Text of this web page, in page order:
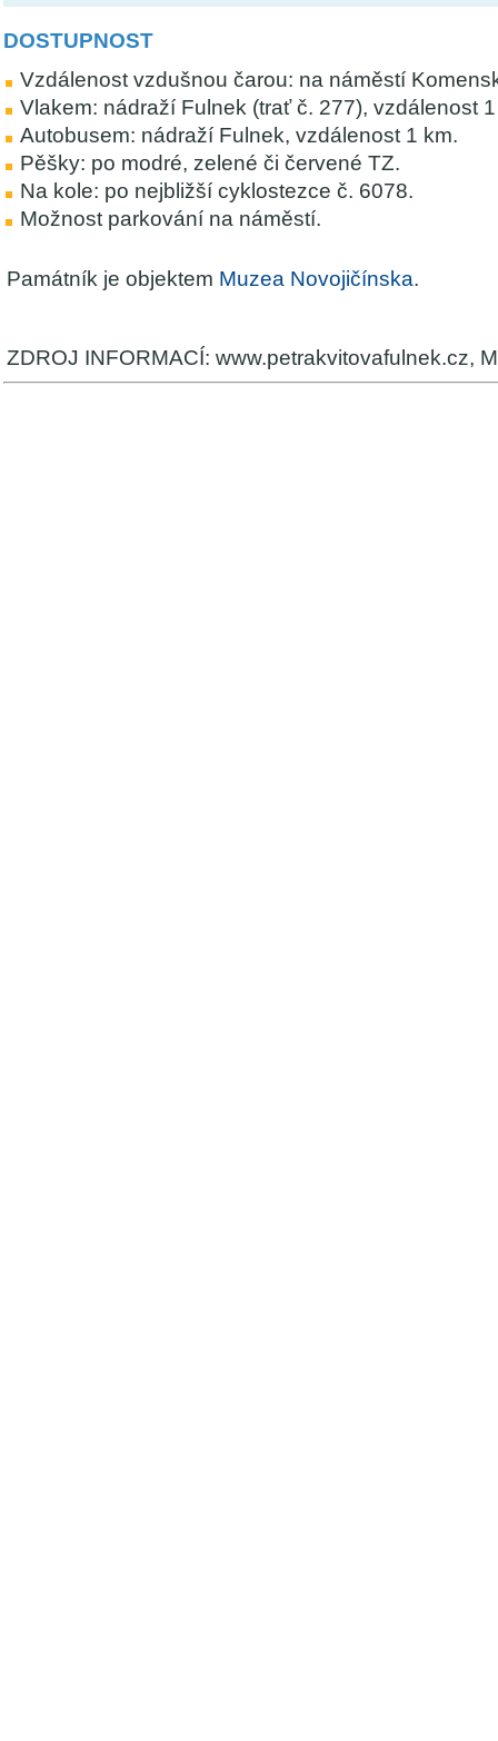
DOSTUPNOST
Vzdálenost vzdušnou čarou: na náměstí
Vlakem: nádraží Fulnek (trať č. 277), vzdálenost
Autobusem: nádraží Fulnek, vzdálenost 1 km.
Pěšky: po modré, zelené či červené TZ.
Na kole: po nejbližší cyklostezce č. 6078.
Možnost parkování na náměstí.
Památník je objektem Muzea Novojičínska.
ZDROJ INFORMACÍ: www.petrakvitovafulnek.cz,